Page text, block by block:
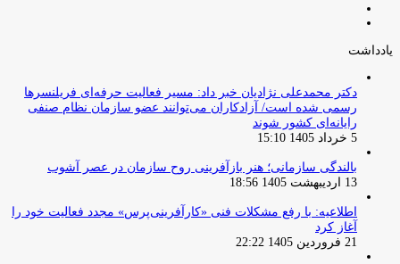
یادداشت
دکتر محمدعلی نژادیان خبر داد: مسیر فعالیت حرفه‌ای فریلنسرها
رسمی شده است/ آزادکاران می‌توانند عضو سازمان نظام صنفی
رایانه‌ای کشور شوند
5 خرداد 1405 15:10
بالندگی سازمانی؛ هنر بازآفرینی روح سازمان در عصر آشوب
13 اردیبهشت 1405 18:56
اطلاعیه: با رفع مشکلات فنی «کارآفرینی‌پرس» مجدد فعالیت خود را
آغاز کرد
21 فروردین 1405 22:22